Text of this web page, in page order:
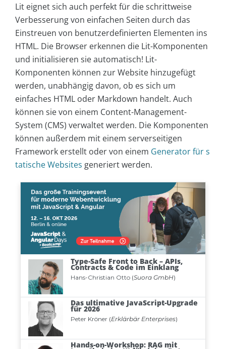
Lit eignet sich auch perfekt für die schrittweise
Verbesserung von einfachen Seiten durch das
Einstreuen von benutzerdefinierten Elementen ins
HTML. Die Browser erkennen die Lit-Komponenten
und initialisieren sie automatisch! Lit-
Komponenten können zur Website hinzugefügt
werden, unabhängig davon, ob es sich um
einfaches HTML oder Markdown handelt. Auch
können sie von einem Content-Management-
System (CMS) verwaltet werden. Die Komponenten
können außerdem mit einem serverseitigen
Framework erstellt oder von einem Generator für s
tatische Websites generiert werden.